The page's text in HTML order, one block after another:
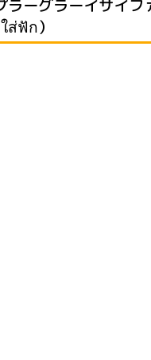
ラーグラーイサイフ
ฟัก）